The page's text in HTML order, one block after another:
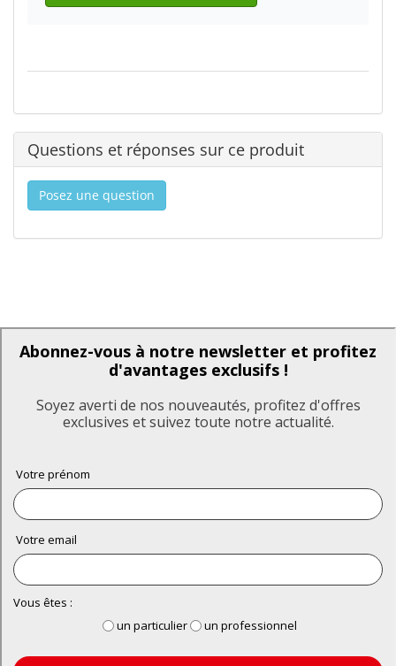
Questions et réponses sur ce produit
Posez une question